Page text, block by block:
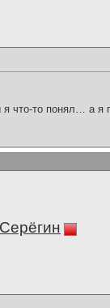
что-то понял… а